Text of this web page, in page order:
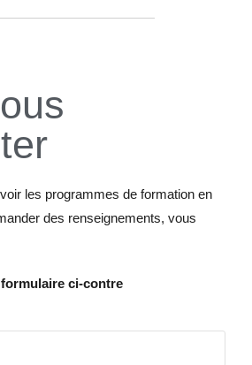
les programmes de formation en
des renseignements, vous
ci-contre